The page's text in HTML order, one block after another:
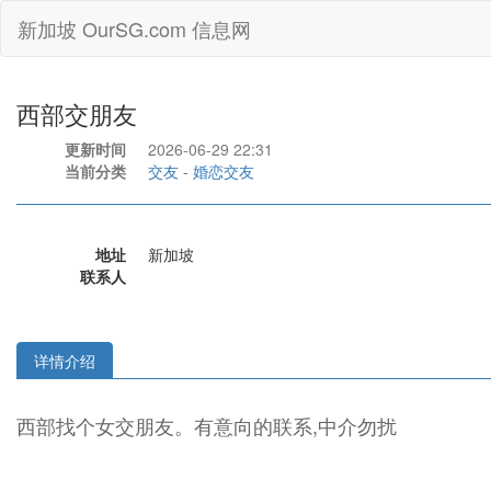
新加坡 OurSG.com 信息网
西部交朋友
更新时间
2026-06-29 22:31
当前分类
交友 - 婚恋交友
地址
新加坡
联系人
详情介绍
西部找个女交朋友。有意向的联系,中介勿扰